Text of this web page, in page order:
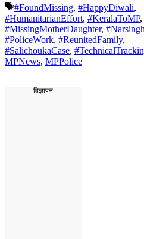
Tags
#FoundMissing, #HappyDiwali,
#HumanitarianEffort, #KeralaToMP,
#MissingMotherDaughter,
#PoliceWork, #ReunitedFamily,
#SalichoukaCase,
MPNews, MPPolice
विज्ञापन